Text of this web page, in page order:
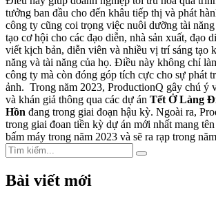
tưởng ban đầu cho đến khâu tiếp thị và phát
công ty cũng coi trọng việc nuôi dưỡng tài
tạo cơ hội cho các đạo diễn, nhà sản xuất, đạo
viết kịch bản, diễn viên và nhiều vị trí sáng tạo
năng và tài năng của họ. Điều này không chỉ
công ty mà còn đóng góp tích cực cho sự phát
ảnh. Trong năm 2023, ProductionQ gây chú ý
và khán giả thông qua các dự án Tết Ở Làng
Hồn đang trong giai đoạn hậu kỳ. Ngoài ra,
trong giai đoan tiền kỳ dự án mới nhất mang tên
bấm máy trong năm 2023 và sẽ ra rạp trong
Search
for:
Search
Bài viết mới